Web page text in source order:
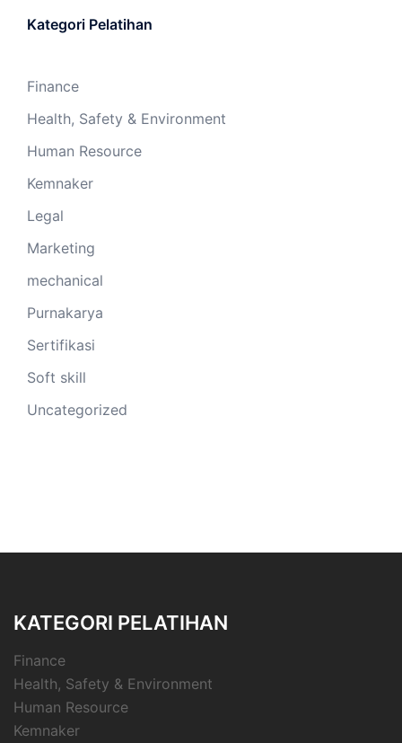
Kategori Pelatihan
Finance
Health, Safety & Environment
Human Resource
Kemnaker
Legal
Marketing
mechanical
Purnakarya
Sertifikasi
Soft skill
Uncategorized
KATEGORI PELATIHAN
Finance
Health, Safety & Environment
Human Resource
Kemnaker